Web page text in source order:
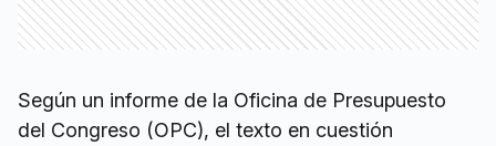
Según un informe de la Oficina de Presupuesto
del Congreso (OPC), el texto en cuestión